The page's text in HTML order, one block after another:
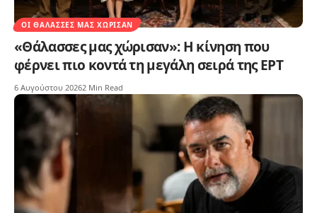
ΟΙ ΘΆΛΑΣΣΕΣ ΜΑΣ ΧΏΡΙΣΑΝ
«Θάλασσες μας χώρισαν»: Η κίνηση που
φέρνει πιο κοντά τη μεγάλη σειρά της ΕΡΤ
6 Αυγούστου 20262 Min Read